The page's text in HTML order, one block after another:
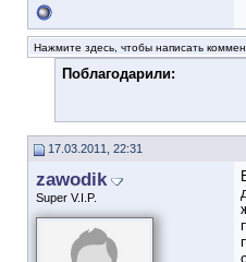
Нажмите здесь, чтобы написать
Поблагодарили:
17.03.2011, 22:31
zawodik
Super V.I.P.